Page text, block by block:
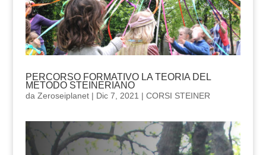
PERCORSO FORMATIVO LA TEORIA DEL
METODO STEINERIANO
da Zeroseiplanet| Dic 7, 2021 | CORSI STEINER